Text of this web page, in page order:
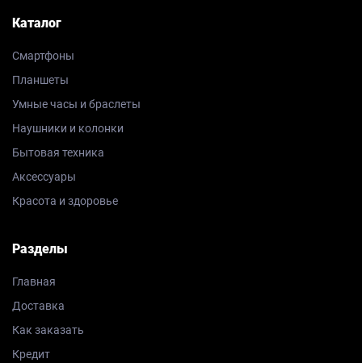
Каталог
Смартфоны
Планшеты
Умные часы и браслеты
Наушники и колонки
Бытовая техника
Аксессуары
Красота и здоровье
Разделы
Главная
Доставка
Как заказать
Кредит